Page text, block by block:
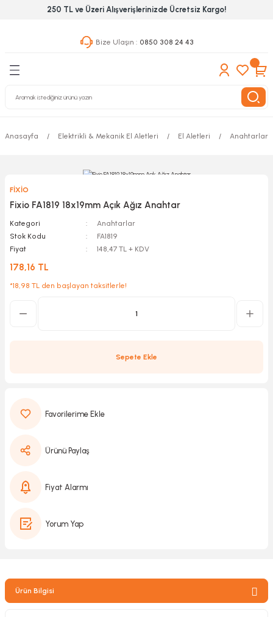
250 TL ve Üzeri Alışverişlerinizde Ücretsiz Kargo!
Bize Ulaşın : 0850 308 24 43
Geri Dön
Geri Dön
& Nalburiye
Grubu
ve Bisiklet
Geri Dön
Anasayfa Elektrikli & Mekanik El Aletleri El Aletleri Anahtarlar
FİXİO
Fixio FA1819 18x19mm Açık Ağız Anahtar
Kategori
Anahtarlar
Stok Kodu
FA1819
Fiyat
148,47 TL + KDV
178,16 TL
*18,98 TL den başlayan taksitlerle!
Sepete Ekle
Ürünü Paylaş
Fiyat Alarmı
Yorum Yap
Ürün Bilgisi